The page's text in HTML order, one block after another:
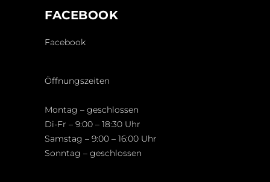
FACEBOOK
Facebook
Öffnungszeiten
Montag – geschlossen
Di-Fr – 9:00 – 18:30 Uhr
Samstag – 9:00 – 16:00 Uhr
Sonntag – geschlossen